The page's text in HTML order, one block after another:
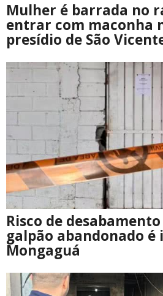
Mulher é barrada no
entrar com maconha
presídio de São
Risco de
galpão abandonado
Mongaguá